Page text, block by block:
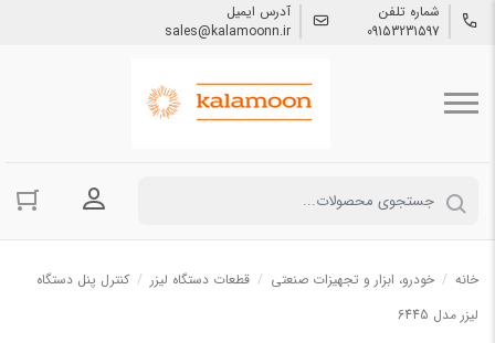
شماره تلفن
09153231597
آدرس ایمیل
sales@kalamoonn.ir
ورود به
خانه / خودرو، ابزار و تجهیزات صنعتی / قطعات دستگاه لیزر / کنترل پنل دستگاه
لیزر مدل 6445